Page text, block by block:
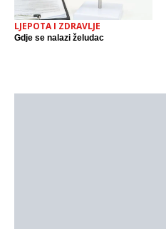
LJEPOTA I ZDRAVLJE
Gdje se nalazi želudac